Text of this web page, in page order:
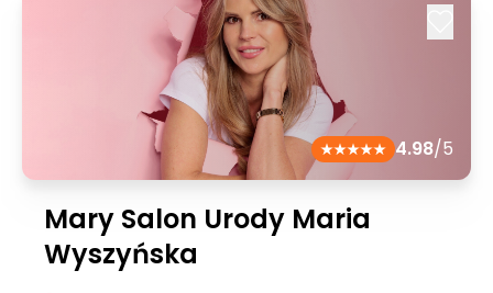
4.98/5
Mary Salon Urody Maria
Wyszyńska